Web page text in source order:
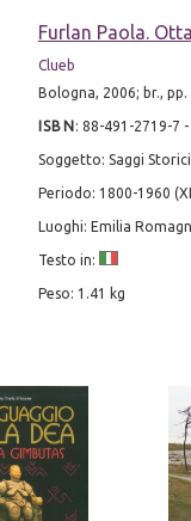
Furlan Paola.
Clueb
Bologna, 2006; br.,
ISBN : 88-491-2719-7 -
Soggetto: Saggi Storici
Periodo: 1800-1960
Luoghi: Emilia
Testo in:
Peso: 1.41 kg